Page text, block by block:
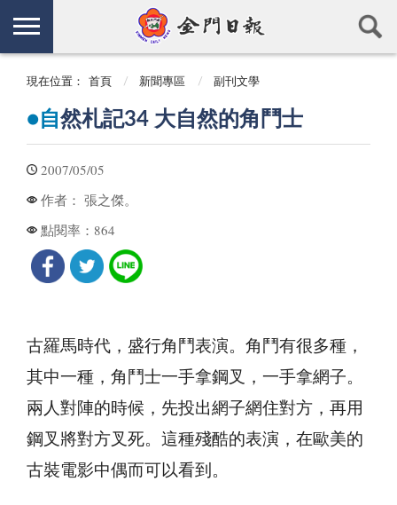
現在位置： 首頁 新聞專區 副刊文學
●自 然札記34 大自然的角鬥士
2007/05/05
作者： 張之傑。
點閱率： 864
古羅馬時代，盛行角鬥表演。角鬥有很多種，
其中一種，角鬥士一手拿鋼叉，一手拿網子。
兩人對陣的時候，先投出網子網住對方，再用
鋼叉將對方叉死。這種殘酷的表演，在歐美的
古裝電影中偶而可以看到。